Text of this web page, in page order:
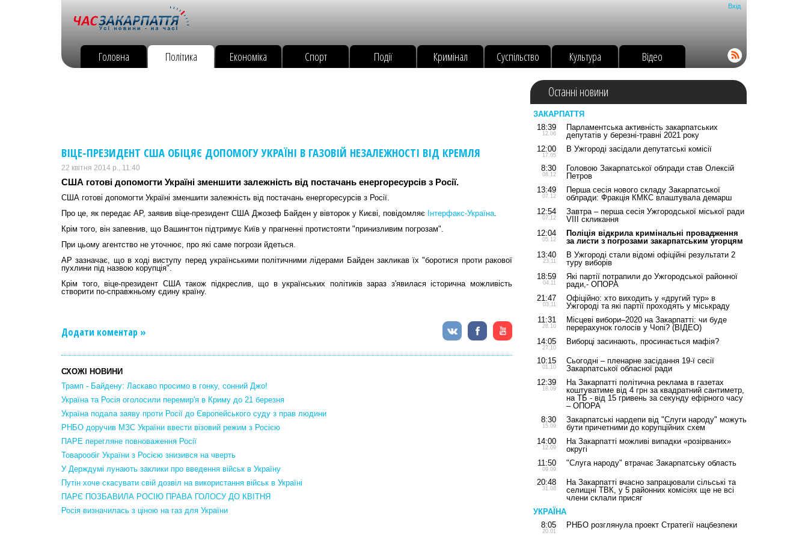
Вхід
Головна Політика Економіка Спорт Події Кримінал Суспільство Культура Відео
ВІЦЕ-ПРЕЗИДЕНТ США ОБІЦЯЄ ДОПОМОГУ УКРАЇНІ В ГАЗОВІЙ НЕЗАЛЕЖНОСТІ ВІД КРЕМЛЯ
22 квітня 2014 р., 11:40
США готові допомогти Україні зменшити залежність від постачань енергоресурсів з Росії.
США готові допомогти Україні зменшити залежність від постачань енергоресурсів з Росії.
Про це, як передає АP, заявив віце-президент США Джозеф Байден у вівторок у Києві, повідомляє Інтерфакс-Україна.
Крім того, він запевнив, що Вашингтон підтримує Київ у прагненні протистояти "принизливим погрозам".
При цьому агентство не уточнює, про які саме погрози йдеться.
АР зазначає, що в ході виступу перед українськими політичними лідерами Байден закликав їх "боротися проти ракової
пухлини під назвою корупція".
Крім того, віце-президент США також підкреслив, що в українських політиків зараз з'явилася історична можливість
створити по-справжньому єдину країну.
Додати коментар »
СХОЖІ НОВИНИ
Трамп - Байдену: Ласкаво просимо в гонку, сонний Джо!
Україна та Росія оголосили перемир'я в Криму до 21 березня
Україна подала заяву проти Росії до Європейського суду з прав людини
РНБО доручив МЗС України ввести візовий режим з Росією
ПАРЕ перегляне повноваження Росії
Товарообіг України з Росією знизився на чверть
У Держдумі лунають заклики про введення військ в Україну
Путін хоче скасувати свій дозвіл на використання військ в Україні
ПАРЄ ПОЗБАВИЛА РОСІЮ ПРАВА ГОЛОСУ ДО КВІТНЯ
Росія визначилась з ціною на газ для України
Останні новини
ЗАКАРПАТТЯ
18:39
12.06
Парламентська активність закарпатських
депутатів у березні-травні 2021 року
12:00
17.05
В Ужгороді засідали депутатські комісії
8:30
08.12
Головою Закарпатської облради став Олексій
Петров
13:49
07.12
Перша сесія нового складу Закарпатської
облради: Фракція КМКС влаштувала демарш
12:54
07.12
Завтра – перша сесія Ужгородської міської ради
VIII скликання
12:04
05.12
Поліція відкрила кримінальні провадження
за листи з погрозами закарпатським угорцям
13:40
23.11
В Ужгороді стали відомі офіційні результати 2
туру виборів
18:59
04.11
Які партії потрапили до Ужгородської районної
ради,- ОПОРА
21:47
03.11
Офіційно: хто виходить у «другий тур» в
Ужгороді та які партії проходять у міськраду
11:31
28.10
Місцеві вибори–2020 на Закарпатті: чи буде
перерахунок голосів у Чопі? (ВІДЕО)
14:05
27.10
Виборці засинають, просинається мафія?
10:15
01.10
Сьогодні – пленарне засідання 19-ї сесії
Закарпатської обласної ради
12:39
18.09
На Закарпатті політична реклама в газетах
коштуватиме від 4 грн за квадратний сантиметр,
на ТБ - від 15 гривень за секунду ефірного часу
– ОПОРА
8:30
15.09
Закарпатські нардепи від "Слуги народу" можуть
бути причетними до корупційних схем
14:00
12.09
На Закарпатті можливі випадки «розірваних»
округі
11:50
09.09
"Слуга народу" втрачає Закарпатську область
20:48
31.08
На Закарпатті вчасно запрацювали сільські та
селищні ТВК, у 5 районних комісіях ще не всі
члени склали присяг
УКРАЇНА
8:05
20.01
РНБО розглянула проект Стратегії нацбезпеки